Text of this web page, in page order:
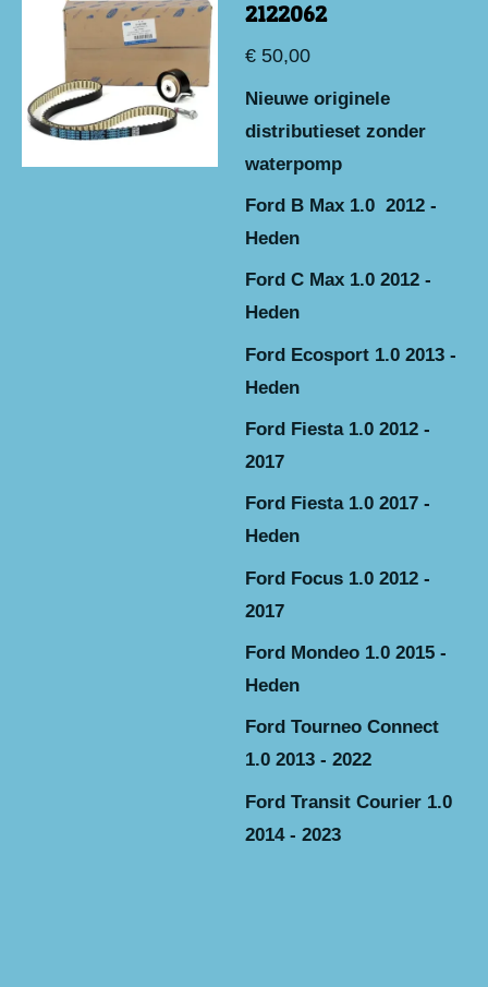
2122062
€ 50,00
Nieuwe originele
distributieset zonder
waterpomp
Ford B Max 1.0 2012 -
Heden
Ford C Max 1.0 2012 -
Heden
Ford Ecosport 1.0 2013 -
Heden
Ford Fiesta 1.0 2012 -
2017
Ford Fiesta 1.0 2017 -
Heden
Ford Focus 1.0 2012 -
2017
Ford Mondeo 1.0 2015 -
Heden
Ford Tourneo Connect
1.0 2013 - 2022
Ford Transit Courier 1.0
2014 - 2023